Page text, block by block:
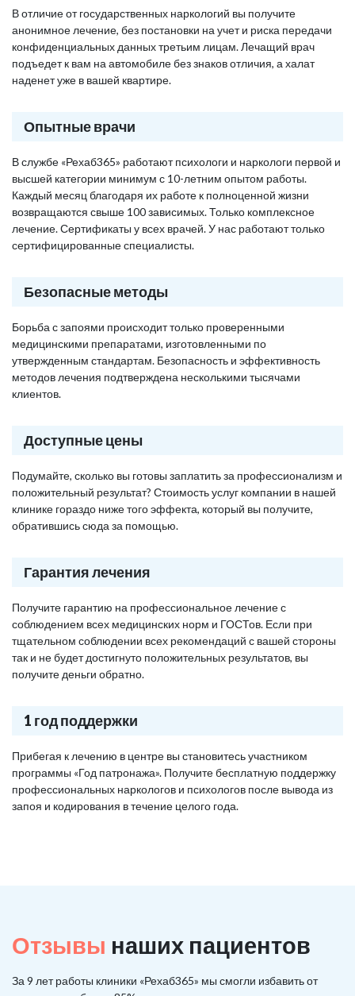
В отличие от государственных наркологий вы получите
анонимное лечение, без постановки на учет и риска передачи
конфиденциальных данных третьим лицам. Лечащий врач
подъедет к вам на автомобиле без знаков отличия, а халат
наденет уже в вашей квартире.
Опытные врачи
В службе «Рехаб365» работают психологи и наркологи первой и
высшей категории минимум с 10-летним опытом работы.
Каждый месяц благодаря их работе к полноценной жизни
возвращаются свыше 100 зависимых. Только комплексное
лечение. Сертификаты у всех врачей. У нас работают только
сертифицированные специалисты.
Безопасные методы
Борьба с запоями происходит только проверенными
медицинскими препаратами, изготовленными по
утвержденным стандартам. Безопасность и эффективность
методов лечения подтверждена несколькими тысячами
клиентов.
Доступные цены
Подумайте, сколько вы готовы заплатить за профессионализм и
положительный результат? Стоимость услуг компании в нашей
клинике гораздо ниже того эффекта, который вы получите,
обратившись сюда за помощью.
Гарантия лечения
Получите гарантию на профессиональное лечение с
соблюдением всех медицинских норм и ГОСТов. Если при
тщательном соблюдении всех рекомендаций с вашей стороны
так и не будет достигнуто положительных результатов, вы
получите деньги обратно.
1 год поддержки
Прибегая к лечению в центре вы становитесь участником
программы «Год патронажа». Получите бесплатную поддержку
профессиональных наркологов и психологов после вывода из
запоя и кодирования в течение целого года.
Отзывы наших пациентов
За 9 лет работы клиники «Рехаб365» мы смогли избавить от